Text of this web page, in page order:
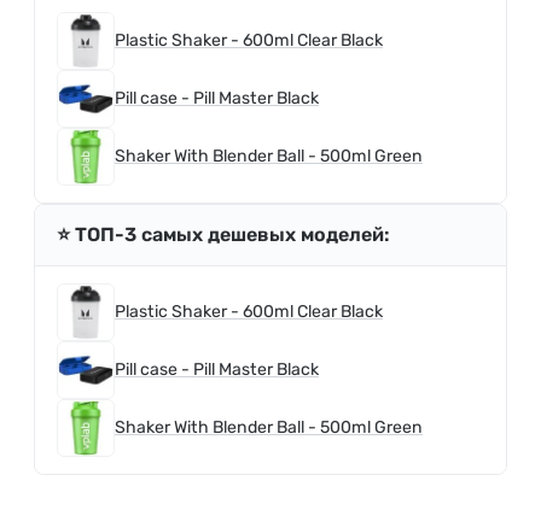
Plastic Shaker - 600ml Clear Black
Pill case - Pill Master Black
Shaker With Blender Ball - 500ml Green
⭐️ ТОП-3 самых дешевых моделей:
Plastic Shaker - 600ml Clear Black
Pill case - Pill Master Black
Shaker With Blender Ball - 500ml Green